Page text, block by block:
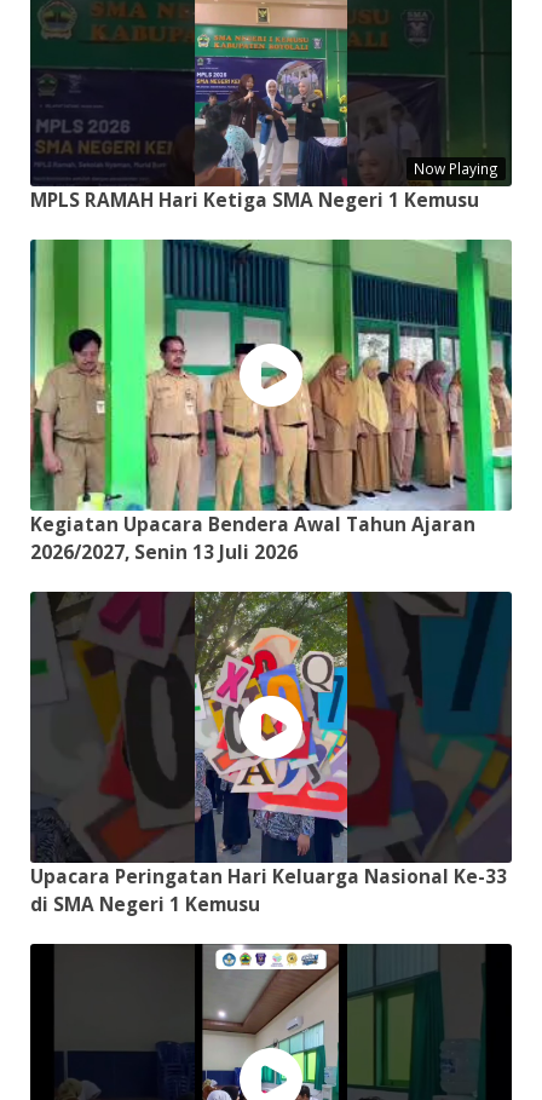
Now Playing
MPLS RAMAH Hari Ketiga SMA Negeri 1 Kemusu
Kegiatan Upacara Bendera Awal Tahun Ajaran
2026/2027, Senin 13 Juli 2026
Upacara Peringatan Hari Keluarga Nasional Ke-33
di SMA Negeri 1 Kemusu